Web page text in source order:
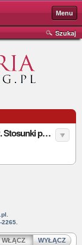
Menu
Szukaj
Relacje polsko-krzyżackie w XIV i XV w. Stosunki polityczne Kazimierza Wielkiego z Krzyżakami do roku 1343
WŁĄCZ WYŁĄCZ